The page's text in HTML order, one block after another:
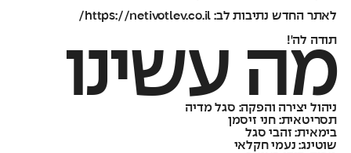
לאתר החדש נתיבות לב: https://netivotlev.co.il/
תודה לה'!
מה עשינו
ניהול יצירה והפקה: סגל מדיה
תסריטאית: חני זיסמן
בימאית: זהבי סגל
שוטינג: נעמי חקלאי